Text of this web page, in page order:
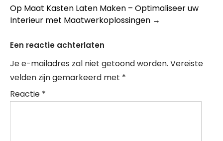
Op Maat Kasten Laten Maken – Optimaliseer uw
Interieur met Maatwerkoplossingen →
Een reactie achterlaten
Je e-mailadres zal niet getoond worden. Vereiste
velden zijn gemarkeerd met *
Reactie *